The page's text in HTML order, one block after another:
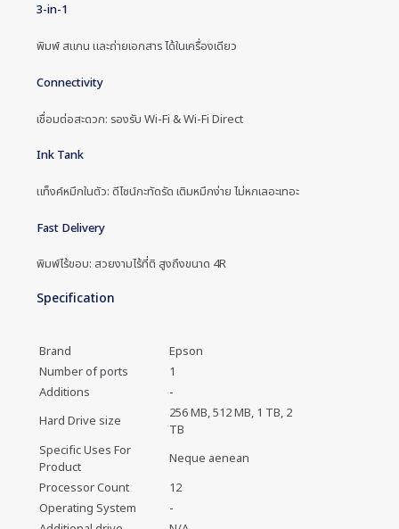
3-in-1
พิมพ์ สแกน และถ่ายเอกสาร ได้ในเครื่องเดียว
Connectivity
เชื่อมต่อสะดวก: รองรับ Wi-Fi & Wi-Fi Direct
Ink Tank
แท็งค์หมึกในตัว: ดีไซน์กะทัดรัด เติมหมึกง่าย ไม่หกเลอะเทอะ
Fast Delivery
พิมพ์ไร้ขอบ: สวยงามไร้ที่ติ สูงถึงขนาด 4R
Specification
Brand
Epson
Number of ports
1
Additions
-
Hard Drive size
256 MB, 512 MB, 1 TB, 2
TB
Specific Uses For
Product
Neque aenean
Processor Count
12
Operating System
-